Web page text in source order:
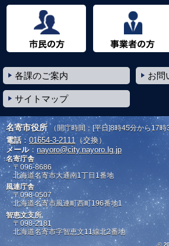
各課のご案内 お問
サイトマップ
名寄市役所 （開庁時間：[平日]8時45分から17時
電話 ： 01654-3-2111 （交換）
メール： nayoro@city.nayoro.lg.jp
名寄庁舎
〒096-8686
北海道名寄市大通南1丁目1番地
風連庁舎
〒098-0507
北海道名寄市風連町西町196番地1
智恵文支所
〒098-2181
北海道名寄市字智恵文11線北2番地